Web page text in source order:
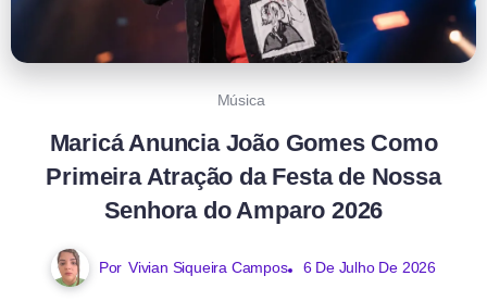
Música
Maricá Anuncia João Gomes Como
Primeira Atração da Festa de Nossa
Senhora do Amparo 2026
Por Vivian Siqueira Campos 6 De Julho De 2026